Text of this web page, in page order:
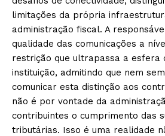
limitações da própria
administração fiscal. A
qualidade das comunicações a
restrição que ultrapassa a esfera
instituição, admitindo que nem
comunicar esta distinção aos
não é por vontade da
contribuintes o cumprimento das
tributárias. Isso é uma realidade